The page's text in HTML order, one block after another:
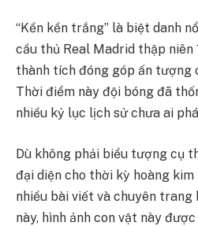
“Kền kền trắng” là biệt danh
cầu thủ Real Madrid thập niên
thành tích đóng góp ấn tượng
Thời điểm này đội bóng đã
nhiều kỷ lục lịch sử chưa ai
Dù không phải biểu tượng cụ
đại diện cho thời kỳ hoàng
nhiều bài viết và chuyên trang
này, hình ảnh con vật này